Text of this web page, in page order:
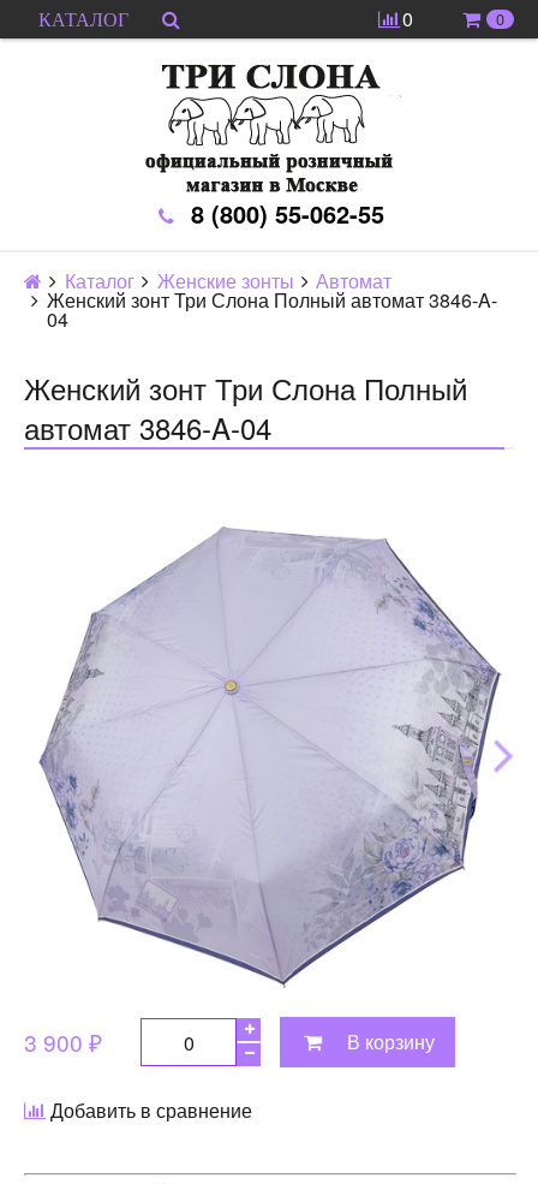
КАТАЛОГ 0 0
8 (800) 55-062-55
Каталог Женские зонты Автомат
Женский зонт Три Слона Полный автомат 3846-A-
04
Женский зонт Три Слона Полный
автомат 3846-A-04
3 900 ₽ В корзину
Добавить в сравнение